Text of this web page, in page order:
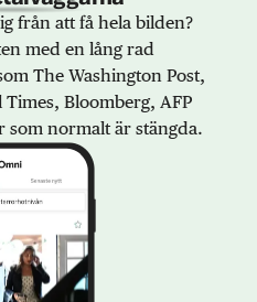
från att få hela bilden?
med en lång rad
The Washington Post,
Bloomberg, AFP
normalt är stängda.